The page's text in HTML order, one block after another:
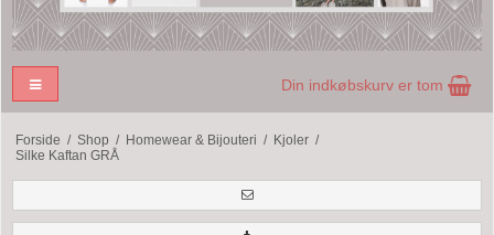
Din indkøbskurv er tom
Forside / Shop / Homewear & Bijouteri / Kjoler /
Silke Kaftan GRÅ